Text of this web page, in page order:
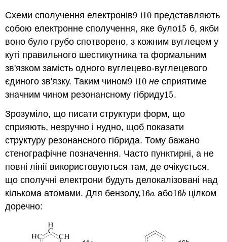
Схеми сполучення електронів9
9 і10
10 представляють
собою електронне сполучення, яке було15
15 б, якби
воно було грубо спотворено, з кожним вуглецем у
куті правильного шестикутника та формальним
зв'язком замість одного вуглецево-вуглецевого
єдиного зв'язку. Таким чином9
9 і10
10 не сприятиме
значним чином резонансному гібриду15
15.
Зрозуміло, що писати структури форм, що
сприяють, незручно і нудно, щоб показати
структуру резонансного гібрида. Тому бажано
стенографічне позначення. Часто пунктирні, а не
повні лінії використовуються там, де очікується,
що сполучні електрони будуть делокалізовані над
кількома атомами. Для бензолу,16a
16a або16b
16b цілком
доречно: